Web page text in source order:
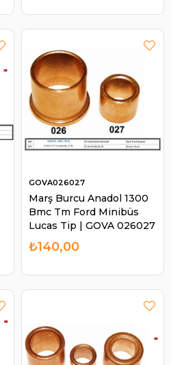
Marş Burcu Anadol 1300
Bmc Tm Ford Minibüs
Lucas Tip | GOVA 026027
GOVA026027
₺140,00